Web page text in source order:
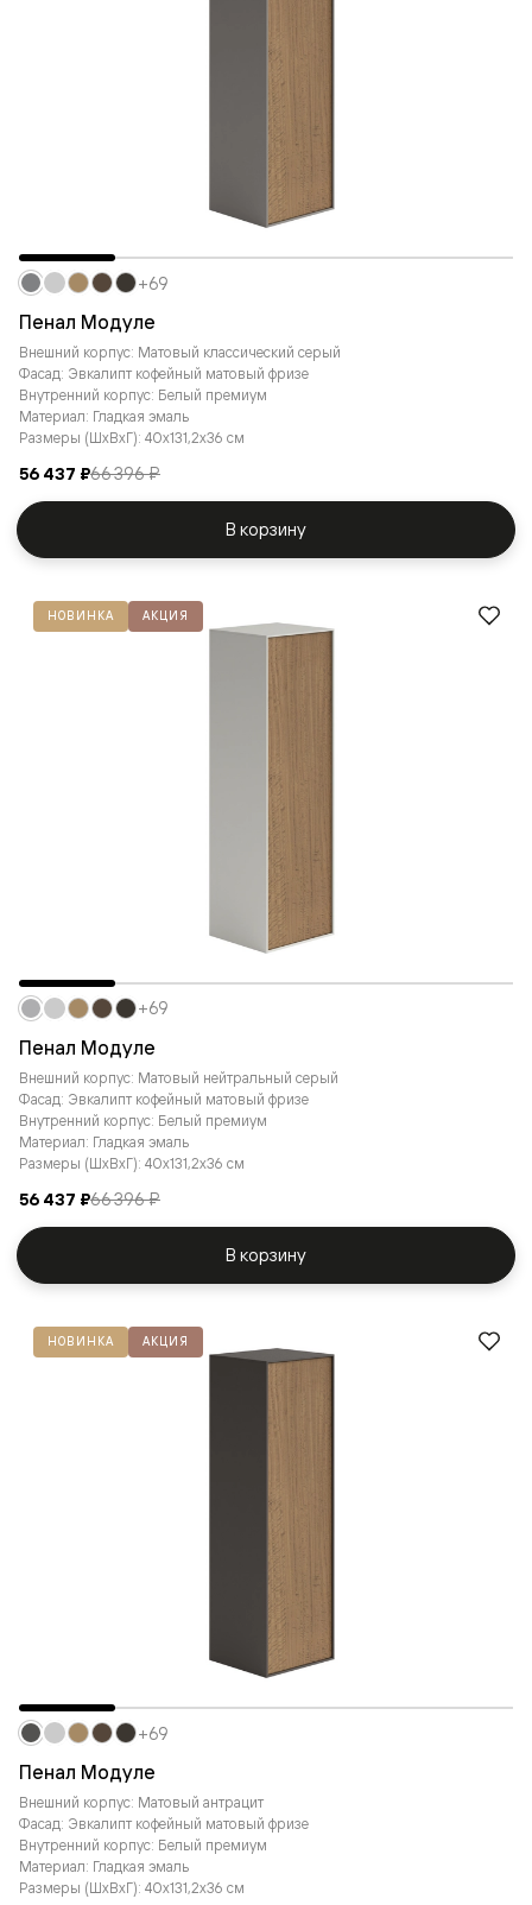
Пенал Модуле
Внешний корпус: Матовый классический серый
Фасад: Эвкалипт кофейный матовый фризе
Внутренний корпус: Белый премиум
Материал: Гладкая эмаль
Размеры (ШxВxГ): 40x131,2x36 см
56 437 ₽66 396 ₽
+69
В корзину
НОВИНКА АКЦИЯ
Пенал Модуле
Внешний корпус: Матовый нейтральный серый
Фасад: Эвкалипт кофейный матовый фризе
Внутренний корпус: Белый премиум
Материал: Гладкая эмаль
Размеры (ШxВxГ): 40x131,2x36 см
56 437 ₽66 396 ₽
+69
В корзину
НОВИНКА АКЦИЯ
Пенал Модуле
Внешний корпус: Матовый антрацит
Фасад: Эвкалипт кофейный матовый фризе
Внутренний корпус: Белый премиум
Материал: Гладкая эмаль
Размеры (ШxВxГ): 40x131,2x36 см
+69